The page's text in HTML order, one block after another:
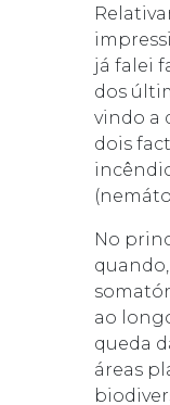
já falei
dos
vindo a
dois
No
ao
queda
áreas